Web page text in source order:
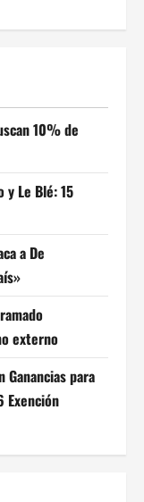
10% de
y Le Blé: 15
a De
externo
Ganancias para
Exención